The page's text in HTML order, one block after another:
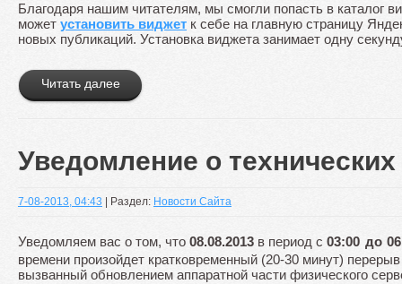
Благодаря нашим читателям, мы смогли попасть в каталог
может установить виджет к себе на главную страницу
новых публикаций. Установка виджета занимает одну
Читать далее
Уведомление о технических
7-08-2013, 04:43 | Раздел: Новости Сайта
Уведомляем вас о том, что 08.08.2013 в период с 03:00 до
времени произойдет кратковременный (20-30 минут)
вызванный обновлением аппаратной части физического